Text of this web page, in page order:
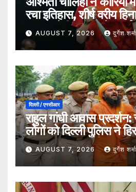
रचा इतिहास, शीर्ष वरीय
हराकर सेमीफाइनल में बनाई
AUGUST 7, 2026 दुर्गेश शर्मा
दिल्ली / एनसीआर
राहुल गांधी आवास
लोगों को दिल्ली पुलिस ने
सुरक्षा व्यवस्था कड़ी
AUGUST 7, 2026 दुर्गेश शर्मा